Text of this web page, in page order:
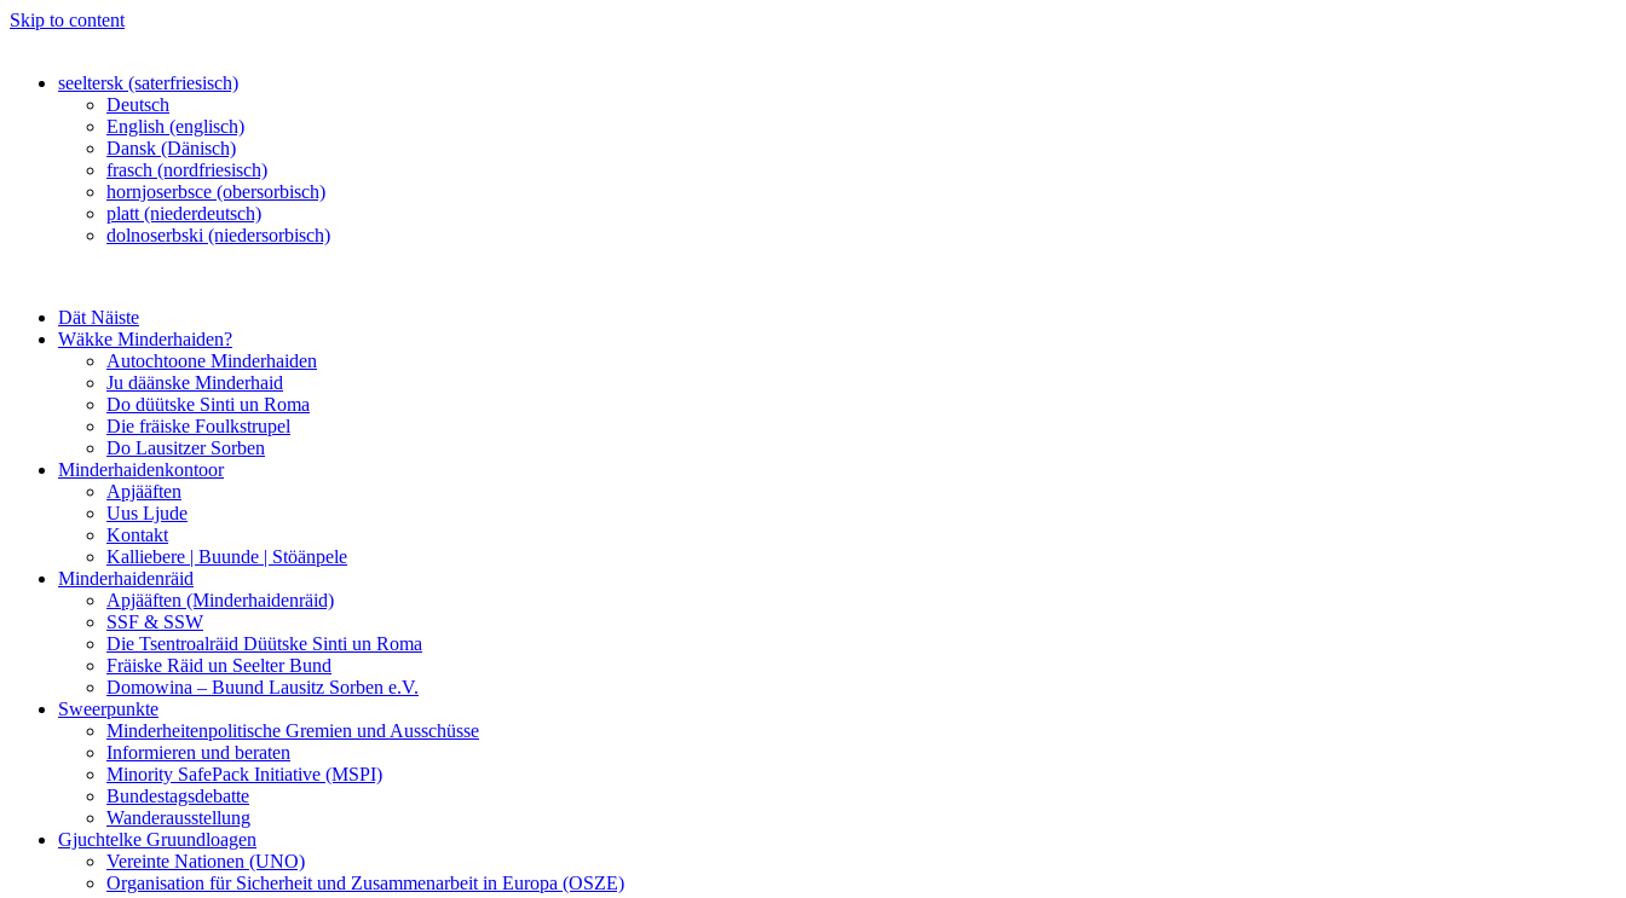
Skip to content
seeltersk (saterfriesisch)
Deutsch
English (englisch)
Dansk (Dänisch)
frasch (nordfriesisch)
hornjoserbsce (obersorbisch)
platt (niederdeutsch)
dolnoserbski (niedersorbisch)
Dät Näiste
Wäkke Minderhaiden?
Autochtoone Minderhaiden
Ju däänske Minderhaid
Do düütske Sinti un Roma
Die fräiske Foulkstrupel
Do Lausitzer Sorben
Minderhaidenkontoor
Apjääften
Uus Ljude
Kontakt
Kalliebere | Buunde | Stöänpele
Minderhaidenräid
Apjääften (Minderhaidenräid)
SSF & SSW
Die Tsentroalräid Düütske Sinti un Roma
Fräiske Räid un Seelter Bund
Domowina – Buund Lausitz Sorben e.V.
Sweerpunkte
Minderheitenpolitische Gremien und Ausschüsse
Informieren und beraten
Minority SafePack Initiative (MSPI)
Bundestagsdebatte
Wanderausstellung
Gjuchtelke Gruundloagen
Vereinte Nationen (UNO)
Organisation für Sicherheit und Zusammenarbeit in Europa (OSZE)